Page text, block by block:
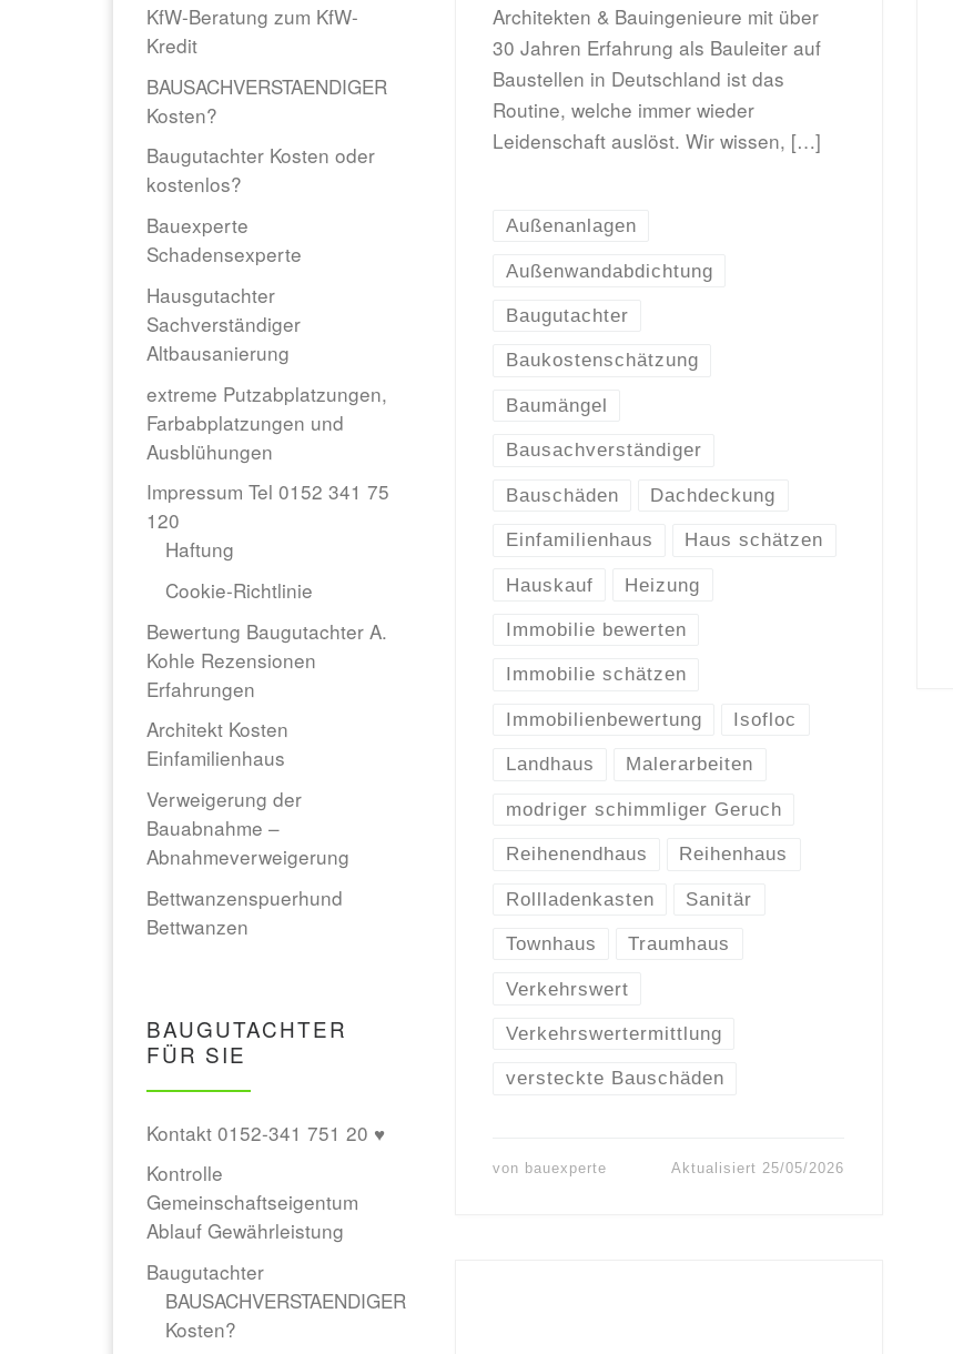
Architekten & Bauingenieure mit über
30 Jahren Erfahrung als Bauleiter auf
Baustellen in Deutschland ist das
Routine, welche immer wieder
Leidenschaft auslöst. Wir wissen, […]
Außenanlagen
Außenwandabdichtung
Baugutachter
Baukostenschätzung
Baumängel
Bausachverständiger
Bauschäden Dachdeckung
Einfamilienhaus Haus schätzen
Hauskauf Heizung
Immobilie bewerten
Immobilie schätzen
Immobilienbewertung Isofloc
Landhaus Malerarbeiten
modriger schimmliger Geruch
Reihenendhaus Reihenhaus
Rollladenkasten Sanitär
Townhaus Traumhaus
Verkehrswert
Verkehrswertermittlung
versteckte Bauschäden
von bauexperte Aktualisiert25/05/2026
KfW-Beratung zum KfW-
Kredit
BAUSACHVERSTAENDIGER
Kosten?
Baugutachter Kosten oder
kostenlos?
Bauexperte
Schadensexperte
Hausgutachter
Sachverständiger
Altbausanierung
extreme Putzabplatzungen,
Farbabplatzungen und
Ausblühungen
Impressum Tel 0152 341 75
120
Haftung
Cookie-Richtlinie
Bewertung Baugutachter A.
Kohle Rezensionen
Erfahrungen
Architekt Kosten
Einfamilienhaus
Verweigerung der
Bauabnahme –
Abnahmeverweigerung
Bettwanzenspuerhund
Bettwanzen
BAUGUTACHTER
FÜR SIE
Kontakt 0152-341 751 20 ♥
Kontrolle
Gemeinschaftseigentum
Ablauf Gewährleistung
Baugutachter
BAUSACHVERSTAENDIGER
Kosten?